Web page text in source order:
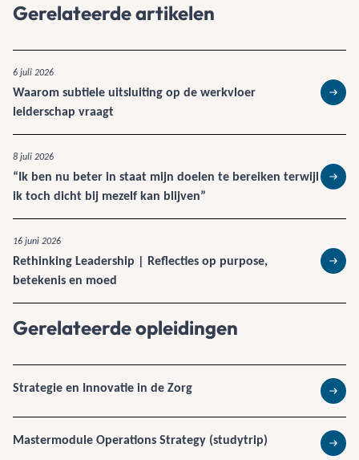
Gerelateerde artikelen
6 juli 2026
Waarom subtiele uitsluiting op de werkvloer
leiderschap vraagt
Lees
8 juli 2026
“Ik ben nu beter in staat mijn doelen te bereiken terwijl
ik toch dicht bij mezelf kan blijven”
Lees
16 juni 2026
Rethinking Leadership | Reflecties op purpose,
betekenis en moed
Lees
Gerelateerde opleidingen
Strategie en Innovatie in de Zorg
Lees
Mastermodule Operations Strategy (studytrip)
Lees